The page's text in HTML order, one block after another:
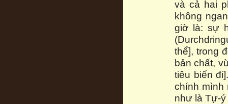
và cả hai
không
giờ là: sự
thể], trong
bản chất,
tiêu biến
chính mình
như là Tự-